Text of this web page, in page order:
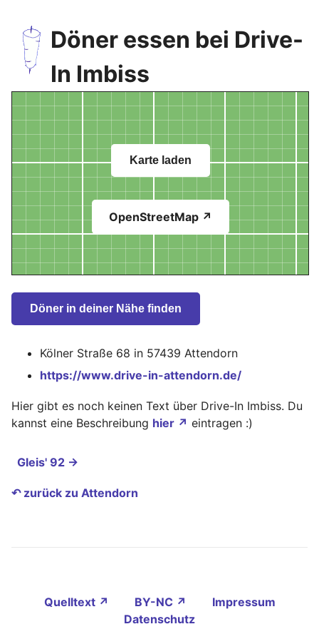
Döner essen bei Drive-
In Imbiss
Karte laden
OpenStreetMap ↗
Döner in deiner Nähe finden
Kölner Straße 68 in 57439 Attendorn
https://www.drive-in-attendorn.de/
Hier gibt es noch keinen Text über Drive-In Imbiss. Du
kannst eine Beschreibung hier ↗ eintragen :)
Gleis' 92 →
↶ zurück zu Attendorn
Quelltext ↗ BY-NC ↗
Impressum
Datenschutz